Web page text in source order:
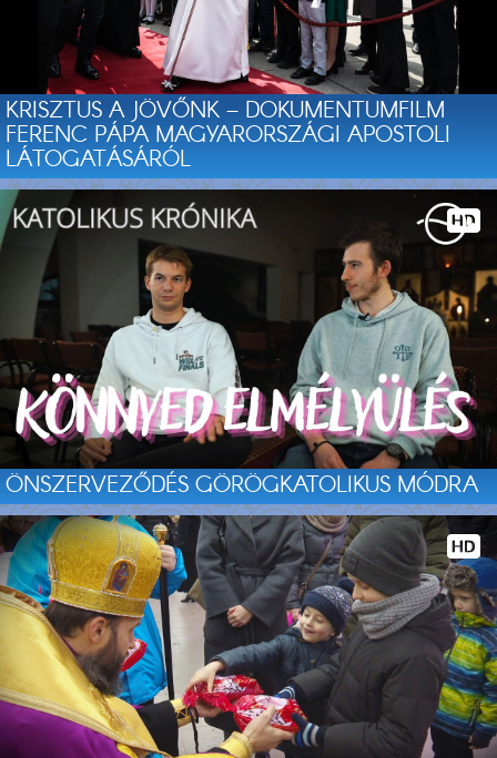
KRISZTUS A JÖVŐNK – DOKUMENTUMFILM
FERENC PÁPA MAGYARORSZÁGI APOSTOLI
LÁTOGATÁSÁRÓL
ÖNSZERVEZŐDÉS GÖRÖGKATOLIKUS MÓDRA